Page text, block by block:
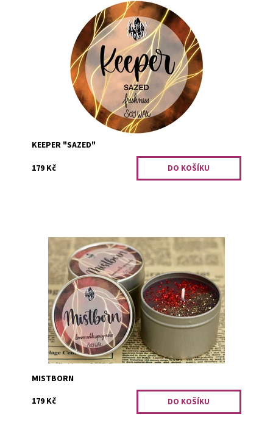
Tato svíčka je dostupná pouze při objednání minimálního
počtu tří kusů. Svěžest.
Dostupnost:
PRO OPRAVDOVÉ FANOUŠKY
2371
KEEPER "SAZED"
179 Kč
Tato svíčka je dostupná pouze při objednání minimálního
počtu tří kusů. Citron s kořením.
Dostupnost:
PRO OPRAVDOVÉ FANOUŠKY
Kód:
2365
MISTBORN
179 Kč